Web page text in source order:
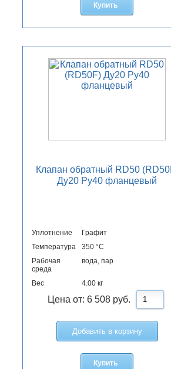
Купить
Клапан обратный RD50
Ду20 Ру40 фланцевый
Уплотнение
Графит
Температура
350 °С
Рабочая
среда
вода, пар
Вес 4.00 кг
Цена от:6 508 руб.
Добавить в корзину
Купить